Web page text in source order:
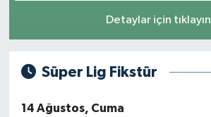
Detaylar için tıklayın
Süper Lig Fikstür
14 Ağustos, Cuma